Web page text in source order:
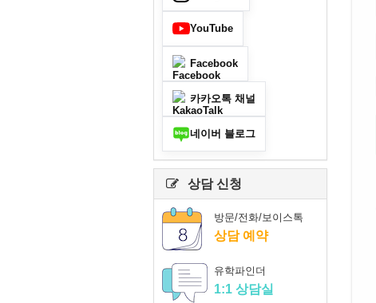
YouTube
Facebook
카카오톡 채널
네이버 블로그
상담 신청
방문/전화/보이스톡
상담 예약
유학파인더
1:1 상담실